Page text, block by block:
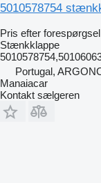
5010578754
Pris efter forespørgsel
Stænkklappe
Portugal,
Manaiacar
Kontakt sælgeren